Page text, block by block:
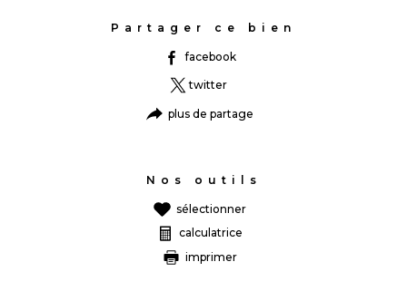
Partager ce bien
facebook
twitter
plus de partage
Nos outils
sélectionner
calculatrice
imprimer